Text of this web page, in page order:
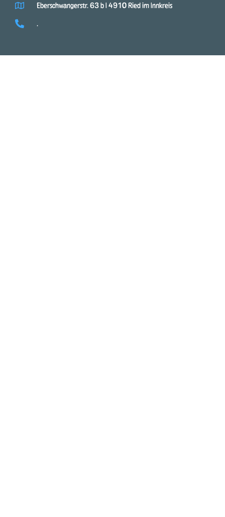
Eberschwangerstr. 63 b I 4910 Ried im Innkreis
.